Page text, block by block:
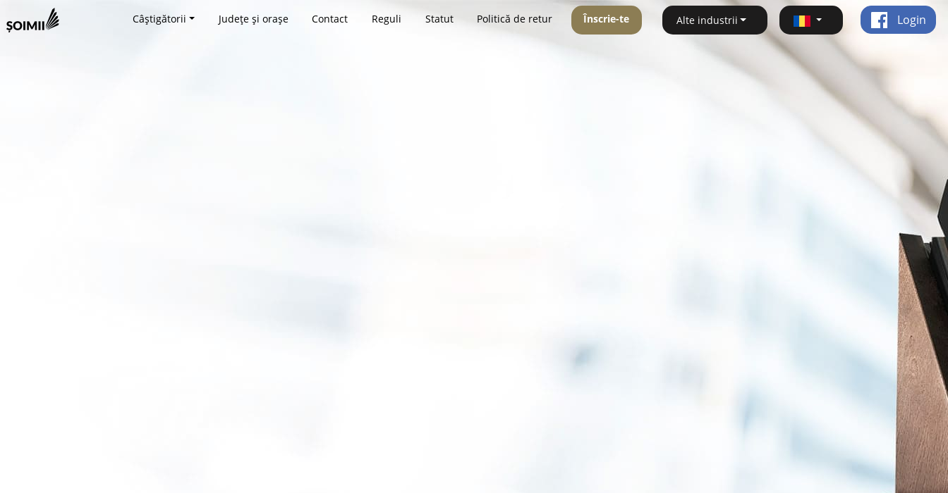
Câștigătorii Județe și orașe Contact Reguli Statut Politică de retur Înscrie-te Alte industrii Login